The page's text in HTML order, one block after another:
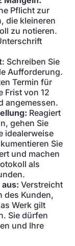
Pflicht zur
die kleineren
zu notieren.
: Schreiben Sie
Aufforderung.
Termin für
Frist von 12
angemessen.
Reagiert
gehen Sie
idealerweise
Sie
und machen
als
Verstreicht
des Kunden,
Werk gilt
Sie dürfen
und Ihre